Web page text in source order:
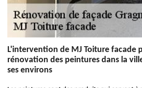
L'intervention de MJ Toiture facade
rénovation des peintures dans la
ses environs